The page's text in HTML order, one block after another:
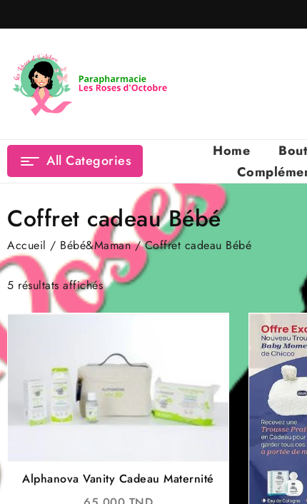
to
All Categories
Home
Coffret cadeau Bébé
Accueil / Bébé&Maman/ Coffret cadeau Bébé
5 résultats affichés
Alphanova Vanity Cadeau Maternité